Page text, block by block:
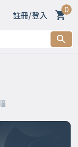
註冊/登入 0
門的秘密